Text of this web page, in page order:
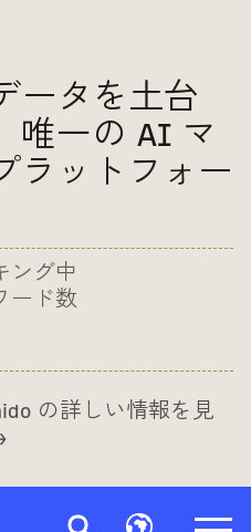
ータを土台
唯一の AI マ
ラットフォー
ロンプ
ング中
ード数
ェブ
スに
の詳しい情報を見